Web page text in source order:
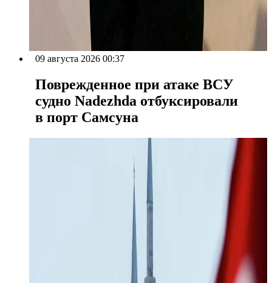
09 августа 2026 00:37
Поврежденное при атаке ВСУ
судно Nadezhda отбуксировали
в порт Самсуна